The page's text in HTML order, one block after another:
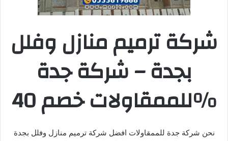
شركة ترميم منازل وفلل
بجدة – شركة جدة
للممقاولات خصم 40%
نحن شركة جدة للممقاولات افضل شركة ترميم منازل وفلل بجدة